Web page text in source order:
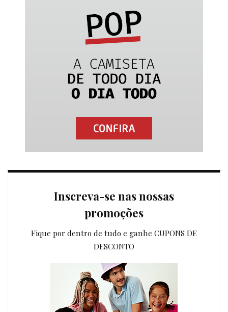
Inscreva-se nas nossas
promoções
Fique por dentro de tudo e ganhe CUPONS DE
DESCONTO